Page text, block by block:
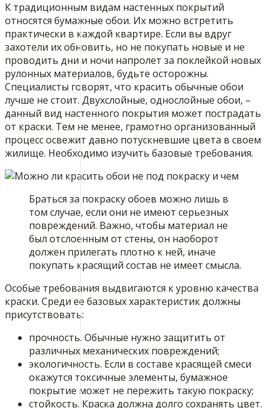
К традиционным видам настенных покрытий
относятся бумажные обои. Их можно встретить
практически в каждой квартире. Если вы вдруг
захотели их обновить, но не покупать новые и не
проводить дни и ночи напролет за поклейкой новых
рулонных материалов, будьте осторожны.
Специалисты говорят, что красить обычные обои
лучше не стоит. Двухслойные, однослойные обои, –
данный вид настенного покрытия может пострадать
от краски. Тем не менее, грамотно организованный
процесс освежит давно потускневшие цвета в своем
жилище. Необходимо изучить базовые требования.
Браться за покраску обоев можно лишь в
том случае, если они не имеют серьезных
повреждений. Важно, чтобы материал не
был отслоенным от стены, он наоборот
должен прилегать плотно к ней, иначе
покупать красящий состав не имеет смысла.
Особые требования выдвигаются к уровню качества
краски. Среди ее базовых характеристик должны
присутствовать:
прочность. Обычные нужно защитить от
различных механических повреждений;
экологичность. Если в составе красящей смеси
окажутся токсичные элементы, бумажное
покрытие может не пережить такую покраску;
стойкость. Краска должна долго сохранять цвет.